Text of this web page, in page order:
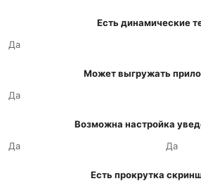
Есть динамические
Да
Может выгружать
Да
Возможна настройка
Да
Да
Есть прокрутка